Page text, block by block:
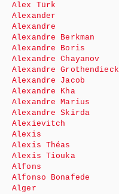
Alex Türk
Alexander
Alexandre
Alexandre Berkman
Alexandre Boris
Alexandre Chayanov
Alexandre Grothendieck
Alexandre Jacob
Alexandre Kha
Alexandre Marius
Alexandre Skirda
Alexievitch
Alexis
Alexis Théas
Alexis Tiouka
Alfons
Alfonso Bonafede
Alger